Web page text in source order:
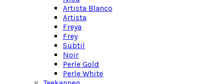
Artista Blanco
Artista
Freya
Frey
Subtil
Noir
Perle Gold
Perle White